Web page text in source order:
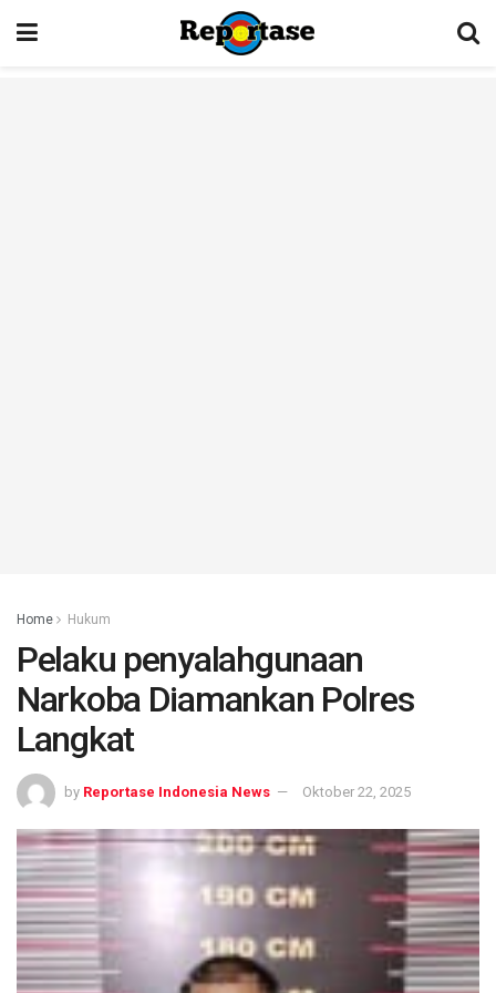
Home Hukum
Pelaku penyalahgunaan
Narkoba Diamankan Polres
Langkat
by Reportase Indonesia News Oktober 22, 2025